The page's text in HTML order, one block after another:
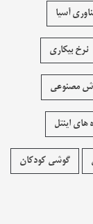
آسیا
نرخ بیکاری
مصنوعی
های اینتل
گوشی کودکان